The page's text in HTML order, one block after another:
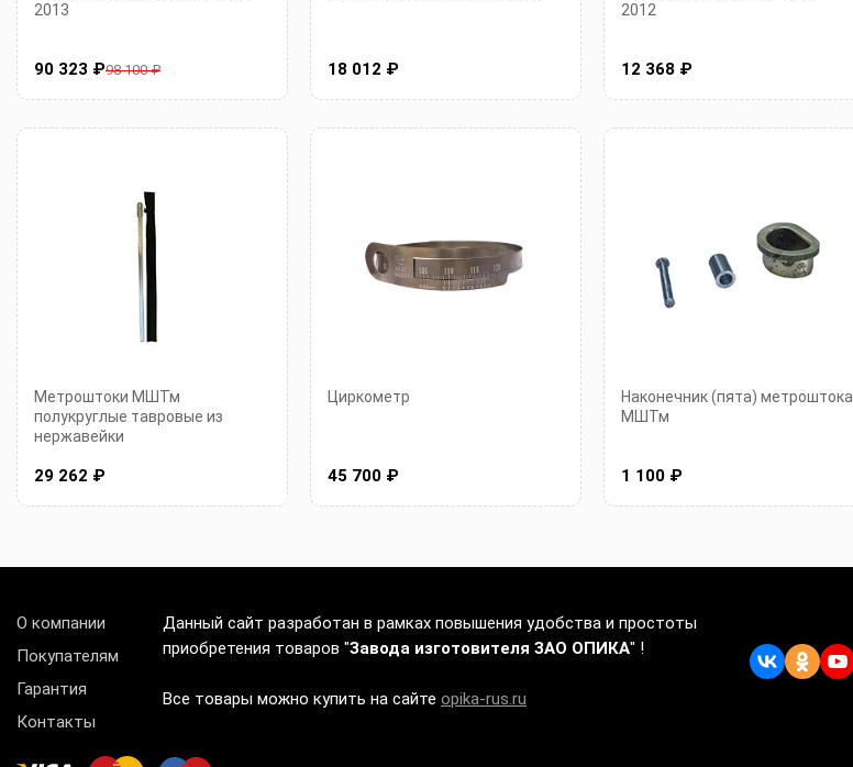
2013
90 323 ₽98 100 ₽ 18 012 ₽
2012
12 368 ₽
Метроштоки МШТм
полукруглые тавровые из
нержавейки
29 262 ₽
Циркометр
45 700 ₽
Наконечник (пята) метроштока
МШТм
1 100 ₽
О компании
Покупателям
Гарантия
Контакты
Данный сайт разработан в рамках повышения удобства и простоты
приобретения товаров "Завода изготовителя ЗАО ОПИКА" !
Все товары можно купить на сайте opika-rus.ru